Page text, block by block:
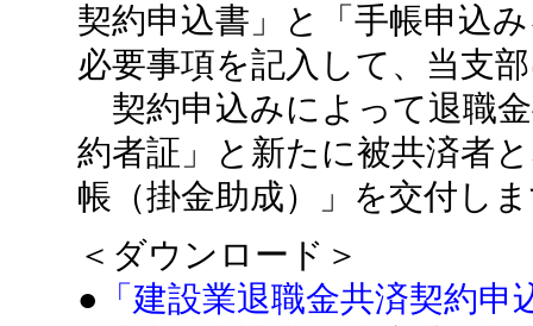
契約申込書」と「手帳申込
必要事項を記入して、当支
契約申込みによって退職
約者証」と新たに被共済者
帳（掛金助成）」を交付し
＜ダウンロード＞
● 「建設業退職金共済契約